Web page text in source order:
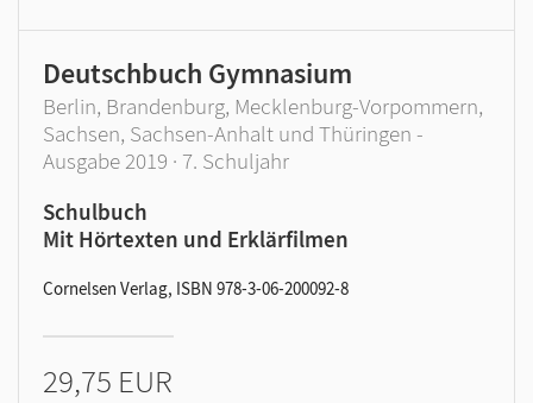
Deutschbuch Gymnasium
Berlin, Brandenburg, Mecklenburg-Vorpommern,
Sachsen, Sachsen-Anhalt und Thüringen -
Ausgabe 2019 · 7. Schuljahr
Schulbuch
Mit Hörtexten und Erklärfilmen
Cornelsen Verlag, ISBN 978-3-06-200092-8
29,75 EUR